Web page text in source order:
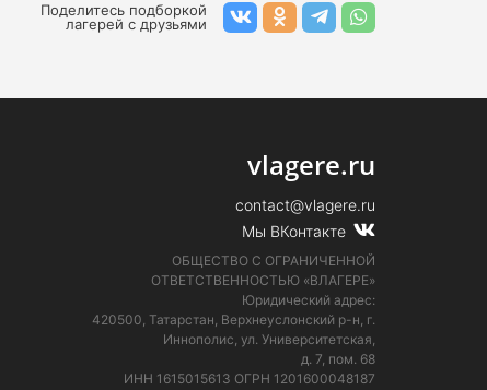
Поделитесь подборкой
лагерей с друзьями
vlagere.ru
contact@vlagere.ru
Мы ВКонтакте
ОБЩЕСТВО С ОГРАНИЧЕННОЙ
ОТВЕТСТВЕННОСТЬЮ «ВЛАГЕРЕ»
Юридический адрес:
420500, Татарстан, Верхнеуслонский р-н, г.
Иннополис, ул. Университетская,
д. 7, пом. 68
ИНН 1615015613 ОГРН 1201600048187